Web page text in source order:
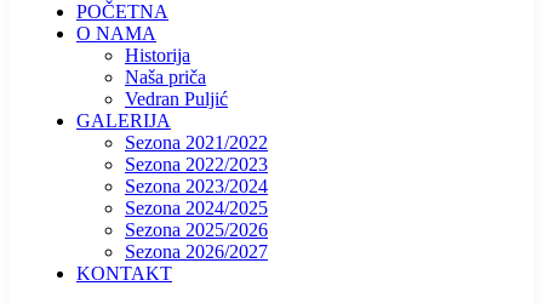
POČETNA
O NAMA
Historija
Naša priča
Vedran Puljić
GALERIJA
Sezona 2021/2022
Sezona 2022/2023
Sezona 2023/2024
Sezona 2024/2025
Sezona 2025/2026
Sezona 2026/2027
KONTAKT